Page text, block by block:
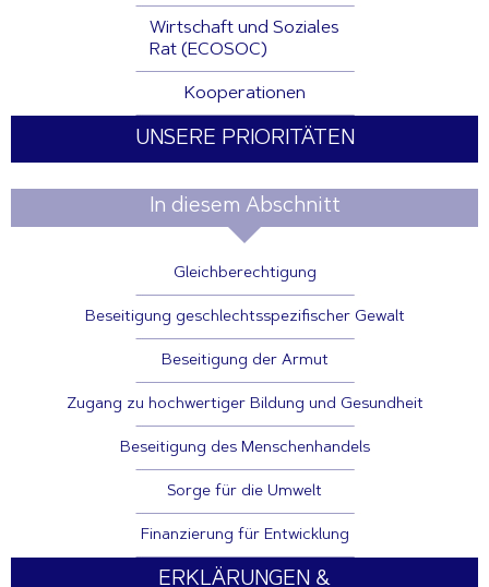
Wirtschaft und Soziales
Rat (ECOSOC)
Kooperationen
UNSERE PRIORITÄTEN
In diesem Abschnitt
Gleichberechtigung
Beseitigung geschlechtsspezifischer Gewalt
Beseitigung der Armut
Zugang zu hochwertiger Bildung und Gesundheit
Beseitigung des Menschenhandels
Sorge für die Umwelt
Finanzierung für Entwicklung
ERKLÄRUNGEN &